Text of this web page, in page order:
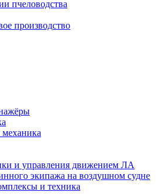
пчеловодства
производство
и управления движением ЛА
экипажа на воздушном судне
и техника